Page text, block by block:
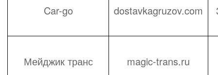
Car-go dostavkagruzov.com
Мейджик транс magic-trans.ru